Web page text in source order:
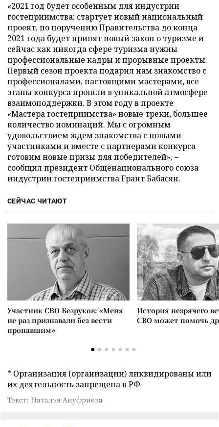
«2021 год будет особенным для индустрии
гостеприимства: стартует новый национальный
проект, по поручению Правительства до конца
2021 года будет принят новый закон о туризме и
сейчас как никогда сфере туризма нужны
профессиональные кадры и прорывные проекты.
Первый сезон проекта подарил нам знакомство с
профессионалами, настоящими мастерами, все
этапы конкурса прошли в уникальной атмосфере
взаимоподдержки. В этом году в проекте
«Мастера гостеприимства» новые треки, большее
количество номинаций. Мы с огромным
удовольствием ждем знакомства с новыми
участниками и вместе с партнерами конкурса
готовим новые призы для победителей», –
сообщил президент Общенационального союза
индустрии гостеприимства Грант Бабасян.
СЕЙЧАС ЧИТАЮТ
Участник СВО Безруков: «Меня
не раз признавали без вести
пропавшим»
История незрячего
СВО может помочь
* Организация (организации) ликвидированы или
их деятельность запрещена в РФ
Текст: Наталья Ануфриева